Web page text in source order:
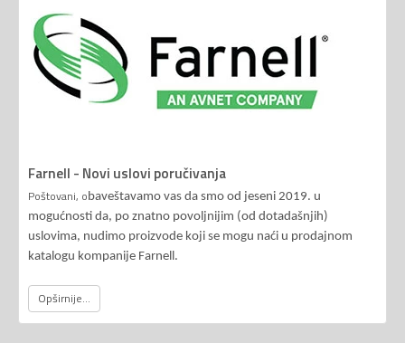
Farnell - Novi uslovi poručivanja
Poštovani, o baveštavamo vas da smo od jeseni 2019. u
mogućnosti da, po znatno povoljnijim (od dotadašnjih)
uslovima, nudimo proizvode koji se mogu naći u prodajnom
katalogu kompanije Farnell.
Opširnije...